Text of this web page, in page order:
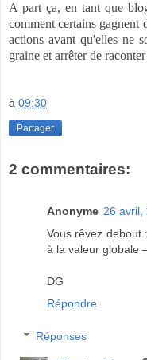
A part ça, en tant que
comment certains gagnent
actions avant qu'elles ne
graine et arrêter de
à 09:30
Partager
2 commentaires:
Anonyme 26 avril,
Vous rêvez debout
à la valeur globale
DG
Répondre
Réponses